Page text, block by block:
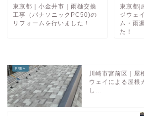
東京都｜小金井市｜雨樋交換
工事（パナソニックPC50)の
リフォームを行いました！
東京都|
ジウェ
ム・雨
た！
川崎市宮前区｜屋
ウェイによる屋根
し...